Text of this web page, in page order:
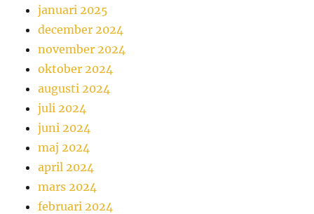
januari 2025
december 2024
november 2024
oktober 2024
augusti 2024
juli 2024
juni 2024
maj 2024
april 2024
mars 2024
februari 2024